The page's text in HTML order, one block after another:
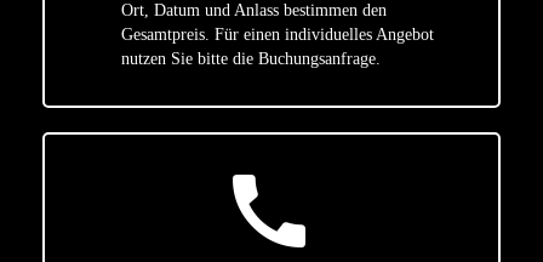
Ort, Datum und Anlass bestimmen den
Gesamtpreis. Für einen individuelles Angebot
nutzen Sie bitte die Buchungsanfrage.
call